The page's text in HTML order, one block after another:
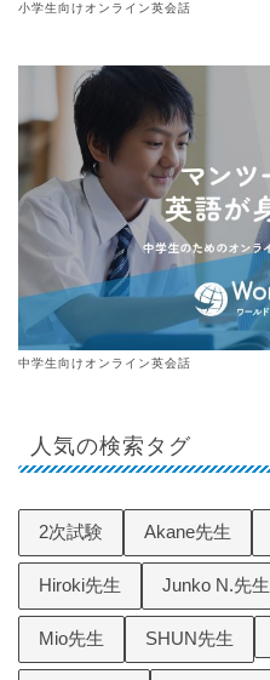
小学生向けオンライン英会話
中学生向けオンライン英会話
人気の検索タグ
2次試験 Akane先生
Hiroki先生 Junko N.先生
Mio先生 SHUN先生